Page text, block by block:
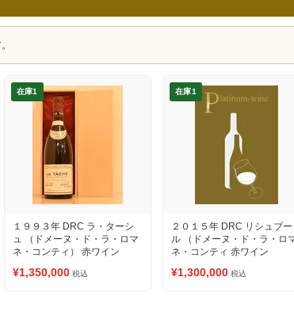
在庫1
１９９３年 DRC ラ・ターシ
ュ （ドメーヌ・ド・ラ・ロマ
ネ・コンティ） 赤ワイン
¥1,350,000 税込
在庫1
２０１５年 DRC リシュブー
ル （ドメーヌ・ド・ラ・ロ
ネ・コンティ 赤ワイン
¥1,300,000 税込